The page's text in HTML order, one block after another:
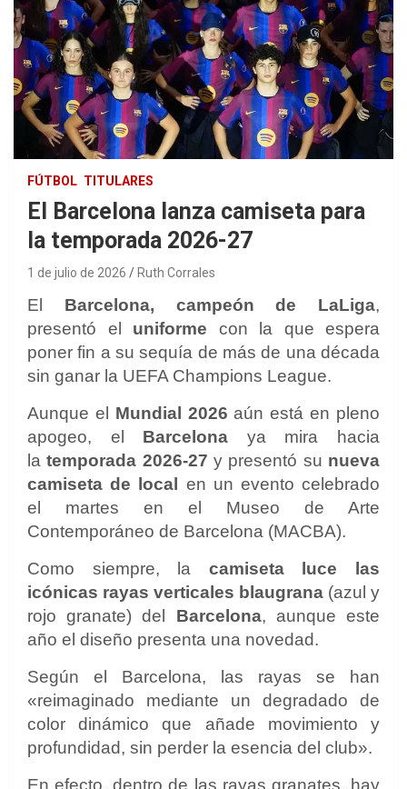
FÚTBOL TITULARES
El Barcelona lanza camiseta para
la temporada 2026-27
1 de julio de 2026 Ruth Corrales
El Barcelona, ​​campeón de LaLiga,
presentó el uniforme con la que espera
poner fin a su sequía de más de una década
sin ganar la UEFA Champions League.
Aunque el Mundial 2026 aún está en pleno
apogeo, el Barcelona ya mira hacia
latemporada 2026-27 y presentó su nueva
camiseta de local en un evento celebrado
el martes en el Museo de Arte
Contemporáneo de Barcelona (MACBA).
Como siempre, la camiseta luce las
icónicas rayas verticales blaugrana (azul y
rojo granate) del Barcelona, aunque este
año el diseño presenta una novedad.
Según el Barcelona, las rayas se han
«reimaginado mediante un degradado de
color dinámico que añade movimiento y
profundidad, sin perder la esencia del club».
En efecto, dentro de las rayas granates, hay